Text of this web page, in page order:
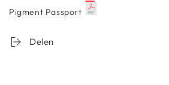
Pigment Passport
Delen